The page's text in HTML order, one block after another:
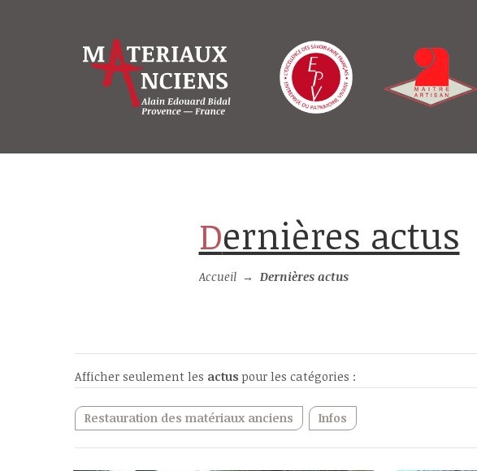
Dernières actus
Accueil → Dernières actus
Afficher seulement les actus pour les catégories :
Restauration des matériaux anciens Infos